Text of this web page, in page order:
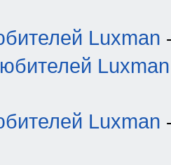
Luxman
Luxman
Luxman